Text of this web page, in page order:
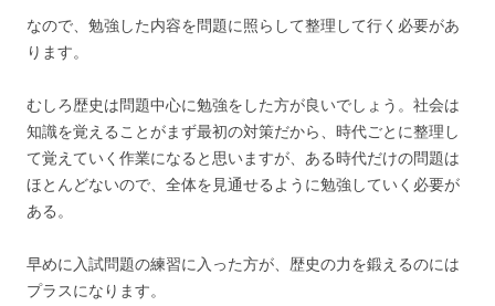
なので、勉強した内容を問題に照らして整理して行く必要があ
ります。
むしろ歴史は問題中心に勉強をした方が良いでしょう。社会は
知識を覚えることがまず最初の対策だから、時代ごとに整理し
て覚えていく作業になると思いますが、ある時代だけの問題は
ほとんどないので、全体を見通せるように勉強していく必要が
ある。
早めに入試問題の練習に入った方が、歴史の力を鍛えるのには
プラスになります。